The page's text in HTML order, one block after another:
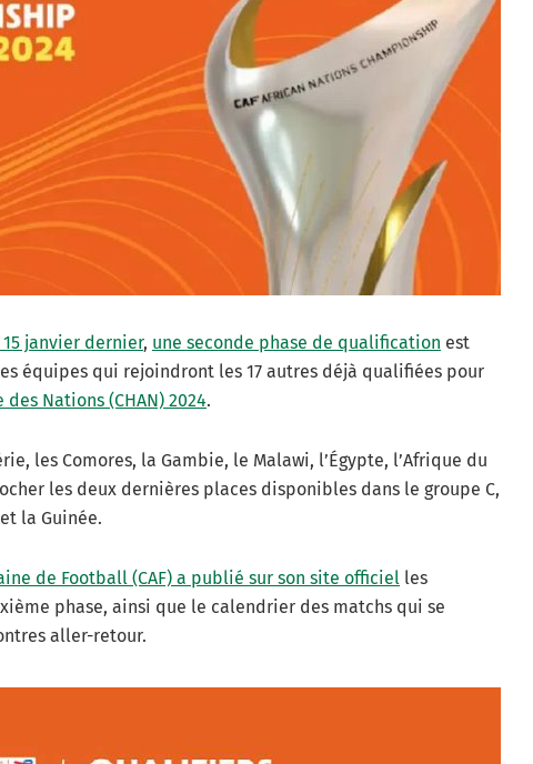
janvier dernier, une seconde phase de qualification est
équipes qui rejoindront les 17 autres déjà qualifiées pour
Nations (CHAN) 2024.
les Comores, la Gambie, le Malawi, l’Égypte, l’Afrique du
les deux dernières places disponibles dans le groupe C,
la Guinée.
de Football (CAF) a publié sur son site officiel les
phase, ainsi que le calendrier des matchs qui se
aller-retour.